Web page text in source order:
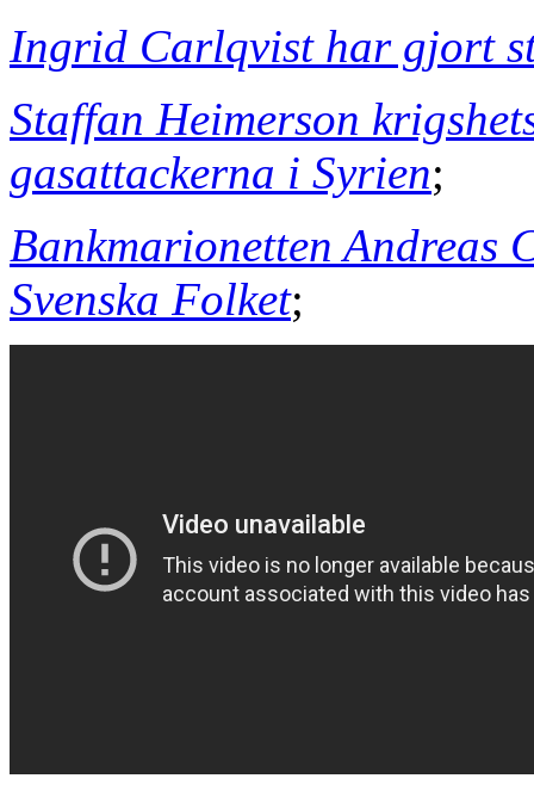
Ingrid Carlqvist har gjort
Staffan Heimerson
gasattackerna i Syrien;
Bankmarionetten Andreas
Svenska Folket;